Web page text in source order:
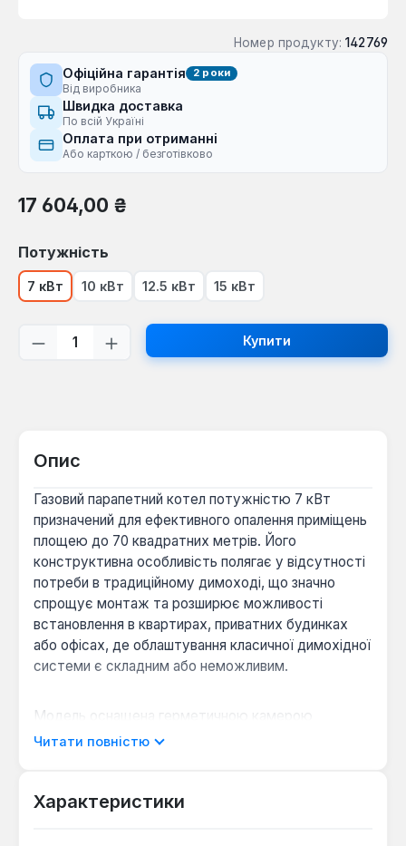
Номер продукту: 142769
Офіційна гарантія 2 роки
Від виробника
Швидка доставка
По всій Україні
Оплата при отриманні
Або карткою / безготівково
Звичайна ціна:
17 604,00 ₴
Виберіть
Потужність
7 кВт 10 кВт 12.5 кВт 15 кВт
Кількість товару: Введіть потрібну
Купити
Опис
Газовий парапетний котел потужністю 7 кВт
призначений для ефективного опалення приміщень
площею до 70 квадратних метрів. Його
конструктивна особливість полягає у відсутності
потреби в традиційному димоході, що значно
спрощує монтаж та розширює можливості
встановлення в квартирах, приватних будинках
або офісах, де облаштування класичної димохідної
системи є складним або неможливим.
Модель оснащена герметичною камерою
згоряння, яка забезпечує забір повітря для горіння
димохід за принципом «труба в трубі». Це рішення
Читати повністю
Характеристики